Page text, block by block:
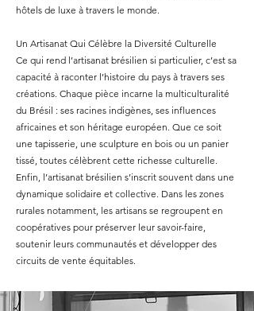
hôtels de luxe à travers le monde.
Un Artisanat Qui Célèbre la Diversité Culturelle
Ce qui rend l’artisanat brésilien si particulier, c’est sa
capacité à raconter l’histoire du pays à travers ses
créations. Chaque pièce incarne la multiculturalité
du Brésil : ses racines indigènes, ses influences
africaines et son héritage européen. Que ce soit
une tapisserie, une sculpture en bois ou un panier
tissé, toutes célèbrent cette richesse culturelle.
Enfin, l’artisanat brésilien s’inscrit souvent dans une
dynamique solidaire et collective. Dans les zones
rurales notamment, les artisans se regroupent en
coopératives pour préserver leur savoir-faire,
soutenir leurs communautés et développer des
circuits de vente équitables.